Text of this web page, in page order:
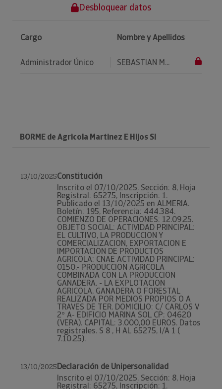
Desbloquear datos
Cargo Nombre y Apellidos
Administrador Único SEBASTIAN M...
BORME de Agricola Martinez E Hijos Sl
13/10/2025Constitución
Inscrito el 07/10/2025. Sección: 8, Hoja
Registral: 65275, Inscripción: 1.
Publicado el 13/10/2025 en ALMERIA.
Boletín: 195, Referencia: 444.384.
COMIENZO DE OPERACIONES: 12.09.25.
OBJETO SOCIAL: ACTIVIDAD PRINCIPAL:
EL CULTIVO, LA PRODUCCION Y
COMERCIALIZACION, EXPORTACION E
IMPORTACION DE PRODUCTOS
AGRICOLA: CNAE ACTIVIDAD PRINCIPAL:
0150.- PRODUCCION AGRICOLA
COMBINADA CON LA PRODUCCION
GANADERA. - LA EXPLOTACION
AGRICOLA, GANADERA O FORESTAL
REALIZADA POR MEDIOS PROPIOS O A
TRAVES DE TER. DOMICILIO: C/ CARLOS V
2º A- EDIFICIO MARINA SOL CP: 04620
(VERA). CAPITAL: 3.000,00 EUROS. Datos
registrales. S 8 , H AL 65275, I/A 1 (
7.10.25).
13/10/2025Declaración de Unipersonalidad
Inscrito el 07/10/2025. Sección: 8, Hoja
Registral: 65275, Inscripción: 1.